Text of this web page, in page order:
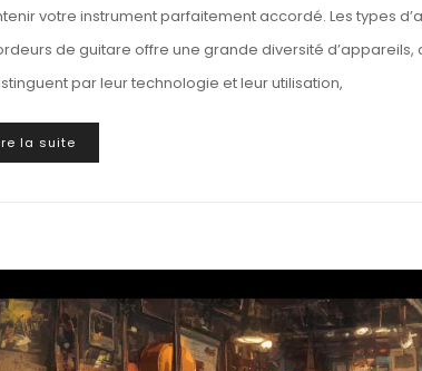
votre instrument parfaitement accordé. Les types
de guitare offre une grande diversité
par leur technologie et leur utilisation,
la suite